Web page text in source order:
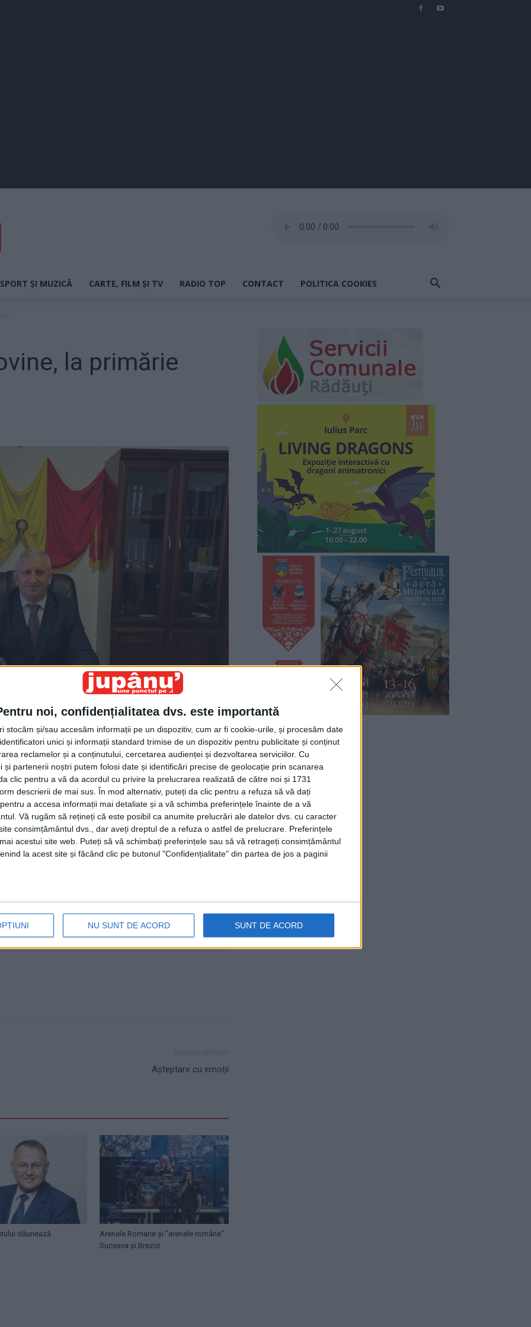
noi, confidențialitatea dvs. este importantă
stocăm și/sau accesăm informații pe un dispozitiv, cum ar fi cookie-urile, și procesăm date
unici și informații standard trimise de un dispozitiv pentru publicitate și conținut
reclamelor și a conținutului, cercetarea audienței și dezvoltarea serviciilor. Cu
și partenerii noștri putem folosi date și identificări precise de geolocație prin scanarea
clic pentru a vă da acordul cu privire la prelucrarea realizată de către noi și 1731
descrierii de mai sus. În mod alternativ, puteți da clic pentru a refuza să vă dați
a accesa informații mai detaliate și a vă schimba preferințele înainte de a vă
Vă rugăm să rețineți că este posibil ca anumite prelucrări ale datelor dvs. cu caracter
consimțământul dvs., dar aveți dreptul de a refuza o astfel de prelucrare. Preferințele
acestui site web. Puteți să vă schimbați preferințele sau să vă retrageți consimțământul
la acest site și făcând clic pe butonul "Confidențialitate" din partea de jos a paginii
NU SUNT DE ACORD SUNT DE ACORD
SPORT ȘI MUZICĂ CARTE, FILM ȘI TV RADIO TOP CONTACT POLITICA COOKIES
la primărie
de Sus se amenajează o pistă pentru biciclete.
o lungime de aproximativ 6 kilometri și va face
a orașului.
de creștere a bovinelor, deoarece pista fiind
iar drept pedeapsă le vor fi luați boii de la
de Sus
Așteptare cu emoții
dăunează
Arenele Romane și ”arenele române”
Suceava și Brezoi